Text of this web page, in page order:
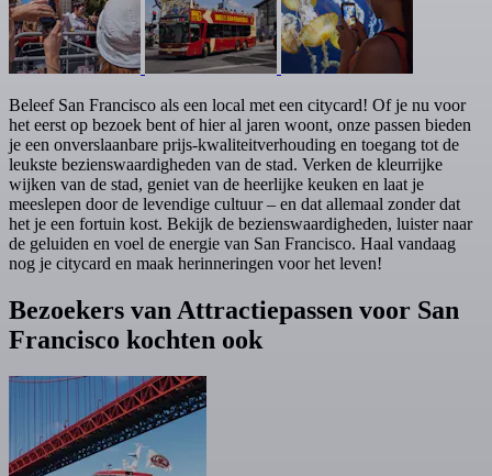
Beleef San Francisco als een local met een citycard! Of je nu voor
het eerst op bezoek bent of hier al jaren woont, onze passen bieden
je een onverslaanbare prijs-kwaliteitverhouding en toegang tot de
leukste bezienswaardigheden van de stad. Verken de kleurrijke
wijken van de stad, geniet van de heerlijke keuken en laat je
meeslepen door de levendige cultuur – en dat allemaal zonder dat
het je een fortuin kost. Bekijk de bezienswaardigheden, luister naar
de geluiden en voel de energie van San Francisco. Haal vandaag
nog je citycard en maak herinneringen voor het leven!
Bezoekers van Attractiepassen voor San
Francisco kochten ook